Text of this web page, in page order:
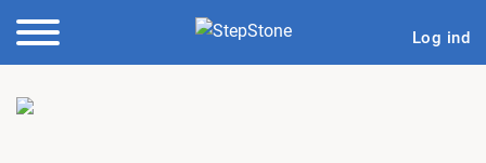
Log ind